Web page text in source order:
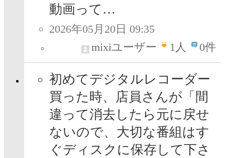
動画って…
2026年05月20日 09:35
mixiユーザー
1人 0件
初めてデジタルレコーダー
買った時、店員さんが「間
違って消去したら元に戻せ
ないので、大切な番組はす
ぐディスクに保存して下さ